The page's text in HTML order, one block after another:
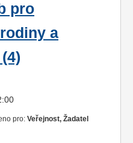
pro
a
pro: Veřejnost, Žadatel